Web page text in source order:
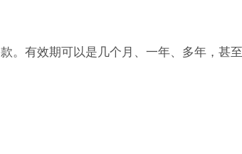
。有效期可以是几个月、一年、多年，甚